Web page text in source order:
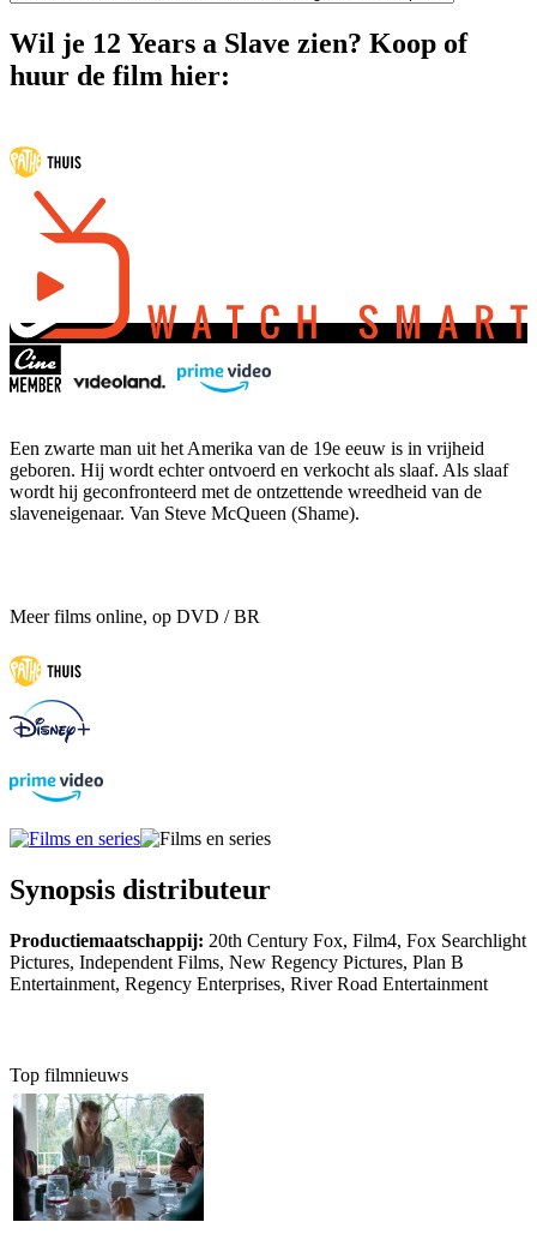
Wil je 12 Years a Slave zien? Koop of
huur de film hier:
Een zwarte man uit het Amerika van de 19e eeuw is in vrijheid
geboren. Hij wordt echter ontvoerd en verkocht als slaaf. Als slaaf
wordt hij geconfronteerd met de ontzettende wreedheid van de
slaveneigenaar. Van Steve McQueen (Shame).
Meer films online, op DVD / BR
Synopsis distributeur
Productiemaatschappij: 20th Century Fox, Film4, Fox Searchlight
Pictures, Independent Films, New Regency Pictures, Plan B
Entertainment, Regency Enterprises, River Road Entertainment
Top filmnieuws